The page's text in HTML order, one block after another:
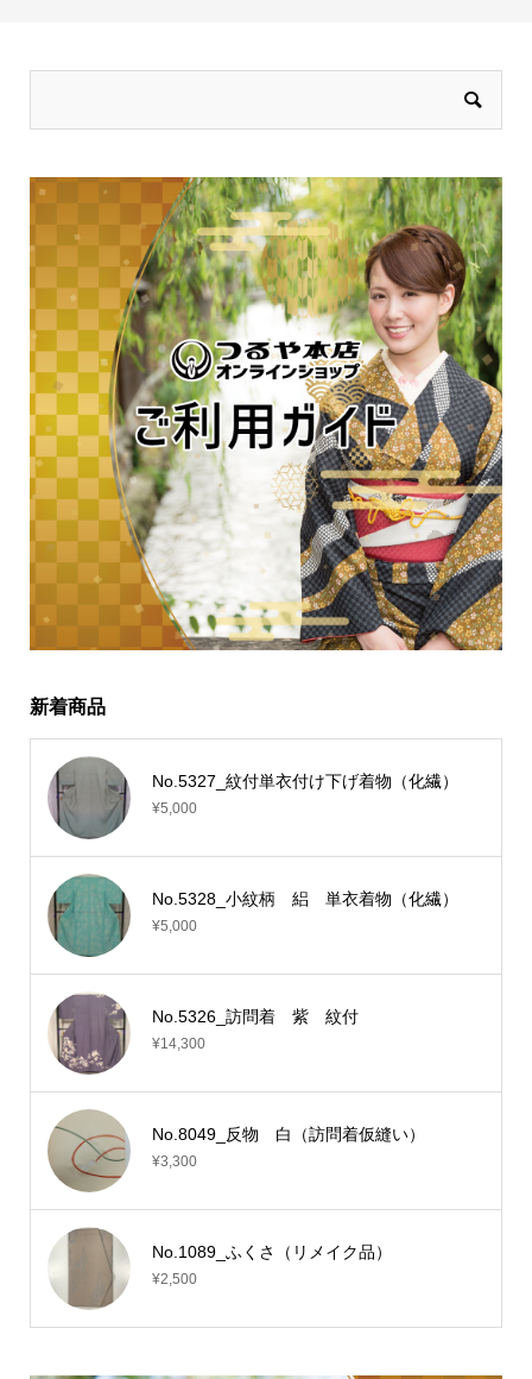
新着商品
No.5327_紋付単衣付け下げ着物（化繊）
¥5,000
No.5328_小紋柄 絽 単衣着物（化繊）
¥5,000
No.5326_訪問着 紫 紋付
¥14,300
No.8049_反物 白（訪問着仮縫い）
¥3,300
No.1089_ふくさ（リメイク品）
¥2,500